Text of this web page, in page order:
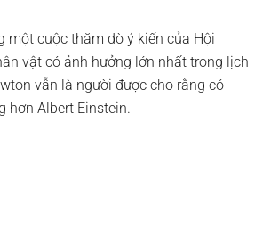
một cuộc thăm dò ý kiến của Hội
vật có ảnh hưởng lớn nhất trong lịch
vẫn là người được cho rằng có
hơn Albert Einstein.